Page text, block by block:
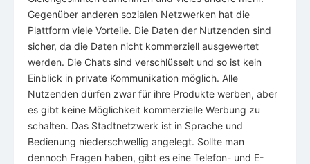
Gegenüber anderen sozialen Netzwerken hat die
Plattform viele Vorteile. Die Daten der Nutzenden sind
sicher, da die Daten nicht kommerziell ausgewertet
werden. Die Chats sind verschlüsselt und so ist kein
Einblick in private Kommunikation möglich. Alle
Nutzenden dürfen zwar für ihre Produkte werben, aber
es gibt keine Möglichkeit kommerzielle Werbung zu
schalten. Das Stadtnetzwerk ist in Sprache und
Bedienung niederschwellig angelegt. Sollte man
dennoch Fragen haben, gibt es eine Telefon- und E-